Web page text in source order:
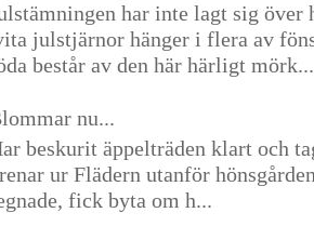
har inte lagt sig över
julstjärnor hänger i flera av
består av den här härligt mörk...
nu...
beskurit äppelträden klart och
ur Flädern utanför
fick byta om h...